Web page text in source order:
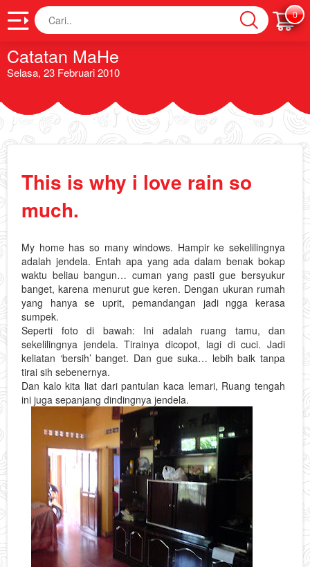
Cari 0
Catatan MaHe
Selasa, 23 Februari 2010
This is why i love rain so
much.
My home has so many windows. Hampir ke sekelilingnya
adalah jendela. Entah apa yang ada dalam benak bokap
waktu beliau bangun… cuman yang pasti gue bersyukur
banget, karena menurut gue keren. Dengan ukuran rumah
yang hanya se uprit, pemandangan jadi ngga kerasa
sumpek.
Seperti foto di bawah: Ini adalah ruang tamu, dan
sekelilingnya jendela. Tirainya dicopot, lagi di cuci. Jadi
keliatan ‘bersih’ banget. Dan gue suka… lebih baik tanpa
tirai sih sebenernya.
Dan kalo kita liat dari pantulan kaca lemari, Ruang tengah
ini juga sepanjang dindingnya jendela.